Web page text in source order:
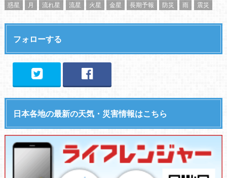
惑星
月 流れ星 流星 火星 金星 長期予報 防災 雨 震災
フォローする
日本各地の最新の天気・災害情報はこちら